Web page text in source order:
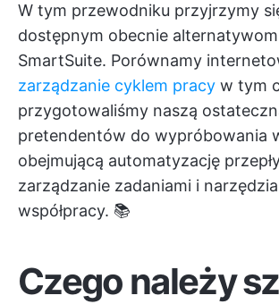
W tym przewodniku przyjrzymy
dostępnym obecnie
SmartSuite. Porównamy
zarządzanie cyklem pracy w tym
przygotowaliśmy naszą
pretendentów do wypróbowania
obejmującą automatyzację
zarządzanie zadaniami i
współpracy. 📚
Czego należy